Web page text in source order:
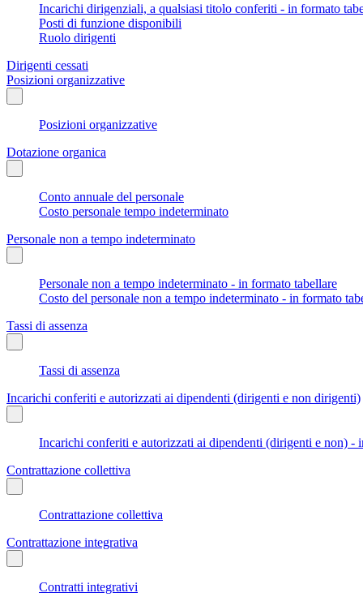
Incarichi dirigenziali, a qualsiasi titolo conferiti - in formato
Posti di funzione disponibili
Ruolo dirigenti
Dirigenti cessati
Posizioni organizzative
Posizioni organizzative
Dotazione organica
Conto annuale del personale
Costo personale tempo indeterminato
Personale non a tempo indeterminato
Personale non a tempo indeterminato - in formato tabellare
Costo del personale non a tempo indeterminato - in formato
Tassi di assenza
Tassi di assenza
Incarichi conferiti e autorizzati ai dipendenti (dirigenti e non dirigenti)
Incarichi conferiti e autorizzati ai dipendenti (dirigenti e non) -
Contrattazione collettiva
Contrattazione collettiva
Contrattazione integrativa
Contratti integrativi